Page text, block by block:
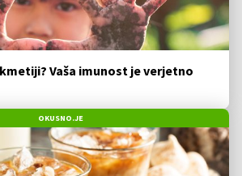
Vaša imunost je verjetno
OKUSNO.JE